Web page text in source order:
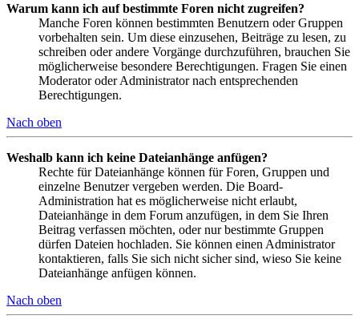
Warum kann ich auf bestimmte Foren nicht zugreifen?
Manche Foren können bestimmten Benutzern oder Gruppen
vorbehalten sein. Um diese einzusehen, Beiträge zu lesen, zu
schreiben oder andere Vorgänge durchzuführen, brauchen Sie
möglicherweise besondere Berechtigungen. Fragen Sie einen
Moderator oder Administrator nach entsprechenden
Berechtigungen.
Nach oben
Weshalb kann ich keine Dateianhänge anfügen?
Rechte für Dateianhänge können für Foren, Gruppen und
einzelne Benutzer vergeben werden. Die Board-
Administration hat es möglicherweise nicht erlaubt,
Dateianhänge in dem Forum anzufügen, in dem Sie Ihren
Beitrag verfassen möchten, oder nur bestimmte Gruppen
dürfen Dateien hochladen. Sie können einen Administrator
kontaktieren, falls Sie sich nicht sicher sind, wieso Sie keine
Dateianhänge anfügen können.
Nach oben